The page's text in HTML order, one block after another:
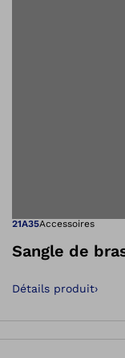
la
21A35Accessoires
Sangle de
Détails produit›